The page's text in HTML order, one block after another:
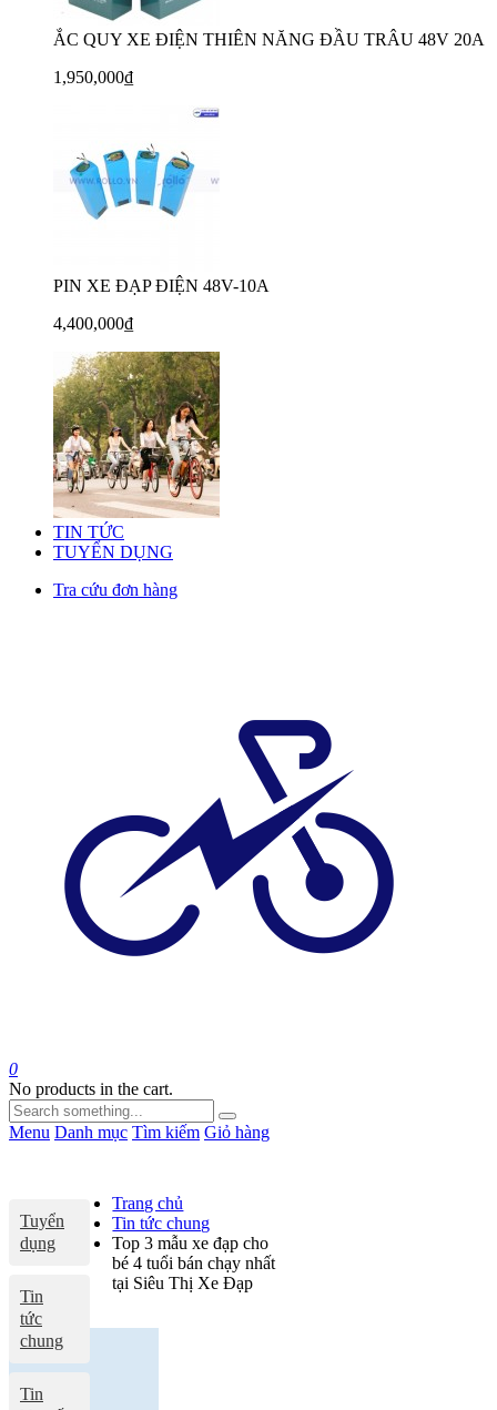
ẮC QUY XE ĐIỆN THIÊN NĂNG ĐẦU TRÂU 48V 20A
1,950,000₫
PIN XE ĐẠP ĐIỆN 48V-10A
4,400,000₫
TIN TỨC
TUYỂN DỤNG
Tra cứu đơn hàng
0
No products in the cart.
Menu Danh mục Tìm kiếm Giỏ hàng
Tuyển
dụng
Tin
tức
chung
Tin
Trang chủ
Tin tức chung
Top 3 mẫu xe đạp cho
bé 4 tuổi bán chạy nhất
tại Siêu Thị Xe Đạp